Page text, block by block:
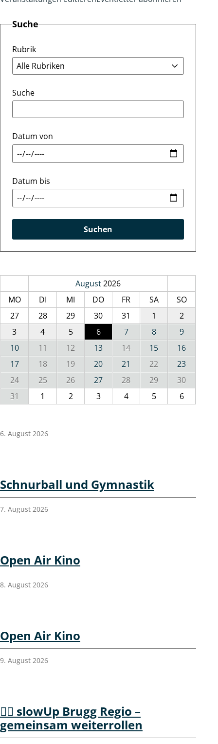
Suche
Rubrik
Suche
Datum von
Datum bis
Suchen
August2026
MO
DI MI DO FR SA
SO
27
28 29 30 31 1
2
3
4 5 6 7 8
9
10
11 12 13 14 15
16
17
18 19 20 21 22
23
24
25 26 27 28 29
30
31
1 2 3 4 5 6
Schnurball und Gymnastik
6. August 2026
Open Air Kino
7. August 2026
Open Air Kino
8. August 2026
🚴‍♀️ slowUp Brugg Regio –
gemeinsam weiterrollen
9. August 2026